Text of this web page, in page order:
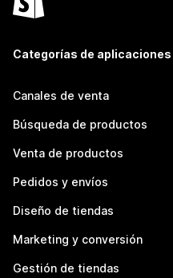
Categorías de aplicaciones
Canales de venta
Búsqueda de productos
Venta de productos
Pedidos y envíos
Diseño de tiendas
Marketing y conversión
Gestión de tiendas